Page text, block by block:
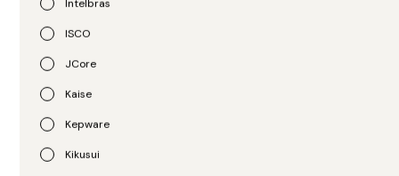
Intelbras
ISCO
JCore
Kaise
Kepware
Kikusui
APC
UPS SMT2200RM2UC
11.143,00